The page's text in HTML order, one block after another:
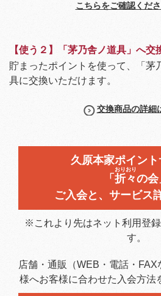
こちらをご確認くださ
【使う２】「茅乃舎ノ道具」へ交
貯まったポイントを使って、「茅
具に交換いただけます。
交換商品の詳細
久原本家ポイン
「 折
おり
々
おり
の会
ご入会と、サービス
※これより先はネット利用登
す。
店舗・通販（WEB・電話・
様へお客様に合わせた入会方法